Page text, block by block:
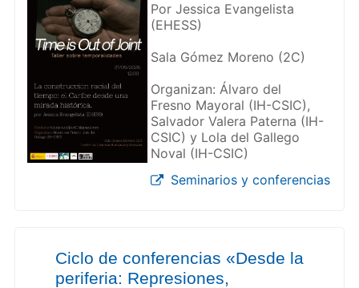
Por Jessica Evangelista
(EHESS)
Sala Gómez Moreno (2C)
Organizan: Álvaro del
Fresno Mayoral (IH-CSIC),
Salvador Valera Paterna (IH-
CSIC) y Lola del Gallego
Noval (IH-CSIC)
Seminarios y conferencias
Ciclo de conferencias «Desde la
periferia: Represiones,